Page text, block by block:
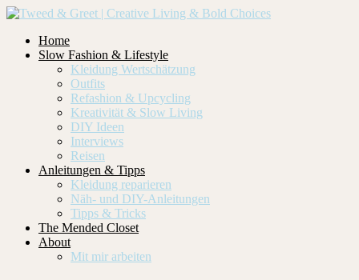
Home
Slow Fashion & Lifestyle
Kleidung Wertschätzung
Outfits
Refashion & Upcycling
Kreativität & Slow Living
DIY Ideen
Interviews
Reisen
Anleitungen & Tipps
Kleidung reparieren
Näh- und DIY-Anleitungen
Tipps & Tricks
The Mended Closet
About
Mit mir arbeiten